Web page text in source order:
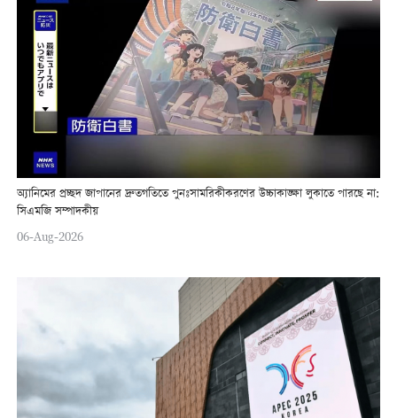
অ্যানিমের প্রচ্ছদ জাপানের দ্রুতগতিতে পুনঃসামরিকীকরণের উচ্চাকাঙ্ক্ষা লুকাতে পারছে না:
সিএমজি সম্পাদকীয়
06-Aug-2026